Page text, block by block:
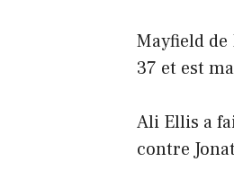
Mayfield de
37 et est
Ali Ellis a
contre